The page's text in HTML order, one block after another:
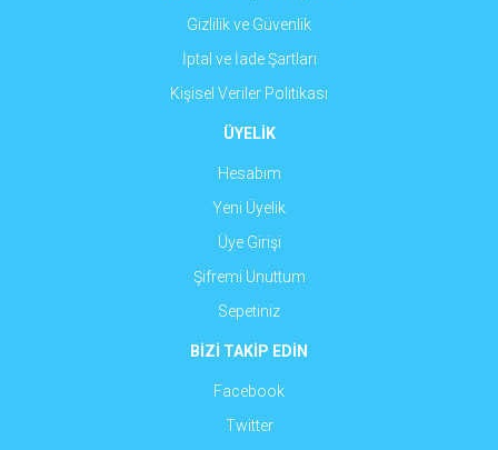
Gizlilik ve Güvenlik
İptal ve İade Şartları
Kişisel Veriler Politikası
ÜYELİK
Hesabım
Yeni Üyelik
Üye Girişi
Şifremi Unuttum
Sepetiniz
BİZİ TAKİP EDİN
Facebook
Twitter